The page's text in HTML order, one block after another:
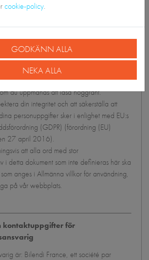
Oktober 2025
(hädanefter "Programmet") är utformat
sekretess för dina personuppgifter.
behandlas i enlighet med villkoren i denna
du uppmanas att läsa noggrant.
din integritet och att säkerställa att
personuppgifter sker i enlighet med EU:s
(GDPR) (förordning (EU)
27 april 2016).
att alla ord med stor
i detta dokument som inte definieras här ska
anges i Allmänna villkor för användning,
på vår webbplats.
kontaktuppgifter för
är: Bilendi France, ett société par
cookie-policy.
GODKÄNN ALLA
NEKA ALLA